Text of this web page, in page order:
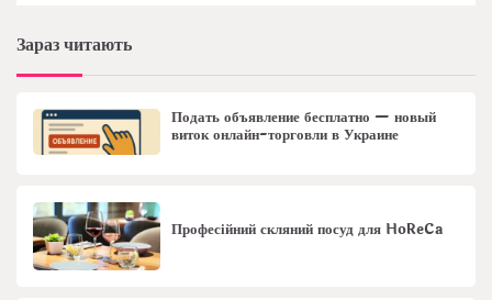
Зараз читають
Подать объявление бесплатно — новый
виток онлайн-торговли в Украине
Професійний скляний посуд для HoReCa